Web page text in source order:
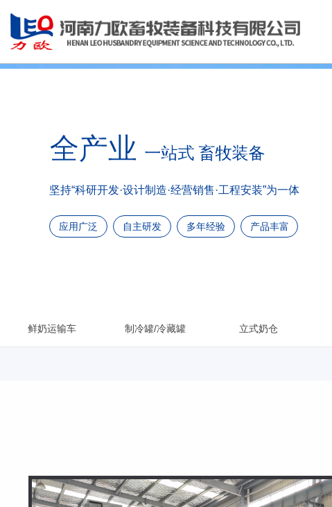
产品中心
备、TMR（全日粮混合）饲料搅拌车、收奶平台等畜牧装备的
制造供应企业。
20多年来，力欧坚持“科研开发、设计制造、经营销售、工程安
装”为一体的企业宗旨和服务理念。
查看详情
公司秉承“五个一”精神，即一个正确的思想，一个正确的目
实实勤奋向上。
查看详情
全产业 一站式 畜牧装备
坚持“科研开发·设计制造·经营销售·工程安装”为一体
应用广泛 自主研发 多年经验 产品丰富
鲜奶运输车 制冷罐/冷藏罐 立式奶仓